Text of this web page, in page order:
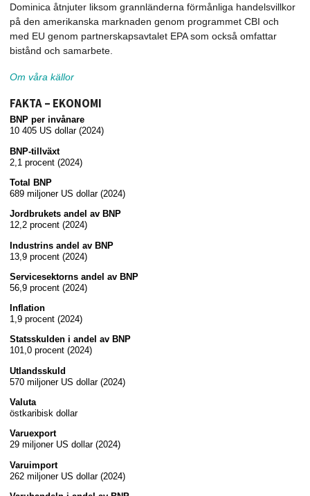
Dominica åtnjuter liksom grannländerna förmånliga handelsvillkor
på den amerikanska marknaden genom programmet CBI och
med EU genom partnerskapsavtalet EPA som också omfattar
bistånd och samarbete.
Om våra källor
FAKTA – EKONOMI
BNP per invånare
10 405 US dollar (2024)
BNP-tillväxt
2,1 procent (2024)
Total BNP
689 miljoner US dollar (2024)
Jordbrukets andel av BNP
12,2 procent (2024)
Industrins andel av BNP
13,9 procent (2024)
Servicesektorns andel av BNP
56,9 procent (2024)
Inflation
1,9 procent (2024)
Statsskulden i andel av BNP
101,0 procent (2024)
Utlandsskuld
570 miljoner US dollar (2024)
Valuta
östkaribisk dollar
Varuexport
29 miljoner US dollar (2024)
Varuimport
262 miljoner US dollar (2024)